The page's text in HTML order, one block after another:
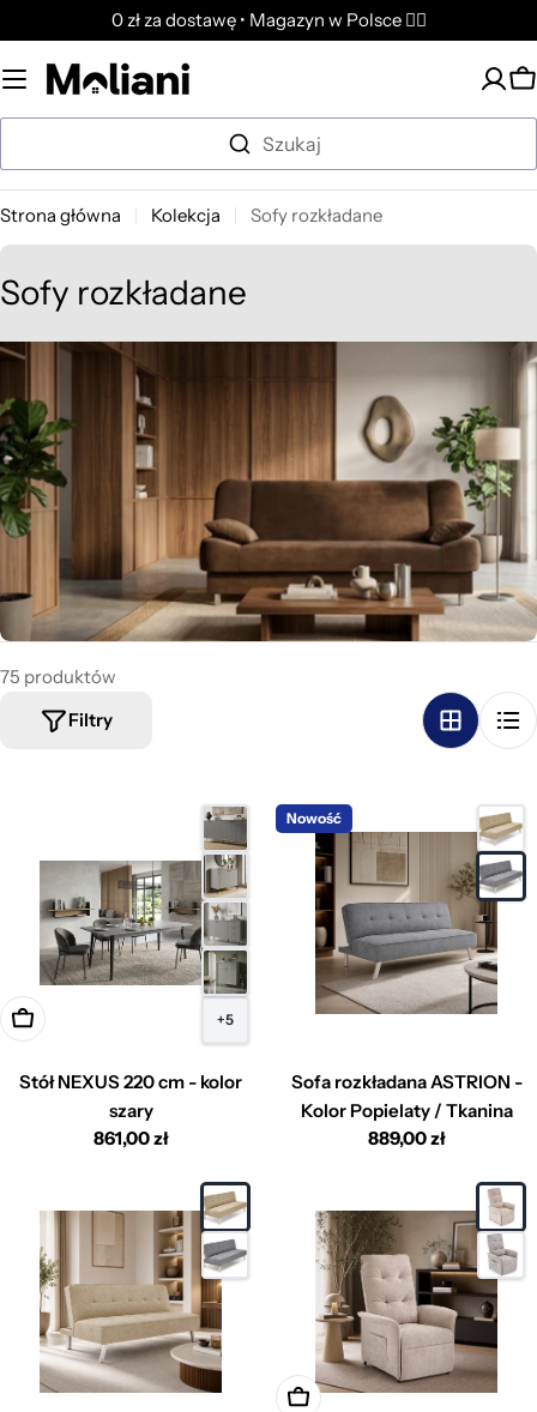
do
treści
0 zł za dostawę • Magazyn w Polsce ✌🏼
Szukaj
Strona główna Kolekcja Sofy rozkładane
K
o
l
e
k
c
j
:
Sofy rozkładane
75 produktów
Filtry
+5
Dodaj do koszyka
Stół NEXUS 220 cm - kolor
szary
Cena
861,00 zł
Nowość
Sofa rozkładana ASTRION -
Kolor Popielaty / Tkanina
Cena
889,00 zł
Dodaj do koszyka